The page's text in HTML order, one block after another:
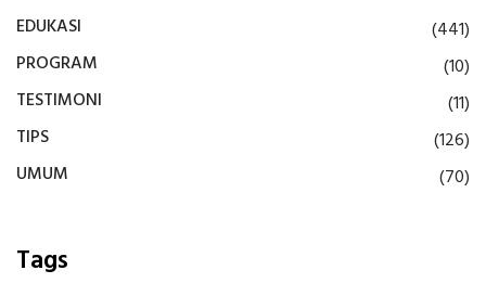
EDUKASI
(441)
PROGRAM
(10)
TESTIMONI
(11)
TIPS
(126)
UMUM
(70)
Tags